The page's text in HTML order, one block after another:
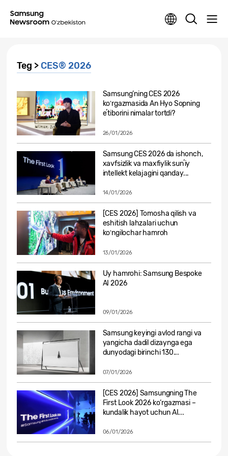
Teg > CES® 2026
Samsung’ning CES 2026
koʻrgazmasida An Hyo Sopning
eʼtiborini nimalar tortdi?
26/01/2026
Samsung CES 2026 da ishonch,
xavfsizlik va maxfiylik sunʼiy
intellekt kelajagini qanday...
14/01/2026
[CES 2026] Tomosha qilish va
eshitish lahzalari uchun
koʻngilochar hamroh
13/01/2026
Uy hamrohi: Samsung Bespoke
AI 2026
09/01/2026
Samsung keyingi avlod rangi va
yangicha dadil dizaynga ega
dunyodagi birinchi 130...
07/01/2026
[CES 2026] Samsungning The
First Look 2026 ko‘rgazmasi –
kundalik hayot uchun AI...
06/01/2026